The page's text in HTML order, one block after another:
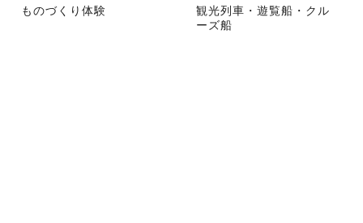
ものづくり体験
観光列車・遊覧船・クル
ーズ船